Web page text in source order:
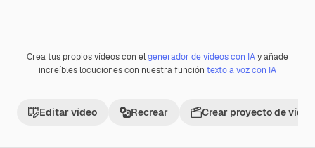
Premium
Crea tus propios vídeos con elgenerador de vídeos con IAy añade
increíbles locuciones con nuestra función texto a voz con IA
Editar vídeo Recrear Crear proyecto de vídeo